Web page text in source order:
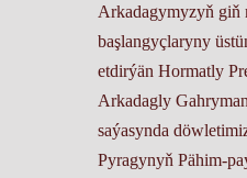
Arkadagymyzyň giň
başlangyçlaryny
etdirýän Hormatly
Arkadagly
saýasynda
Pyragynyň Pähim-